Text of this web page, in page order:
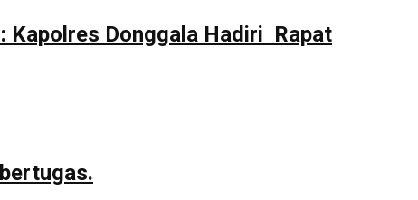
Kapolres Donggala Hadiri Rapat